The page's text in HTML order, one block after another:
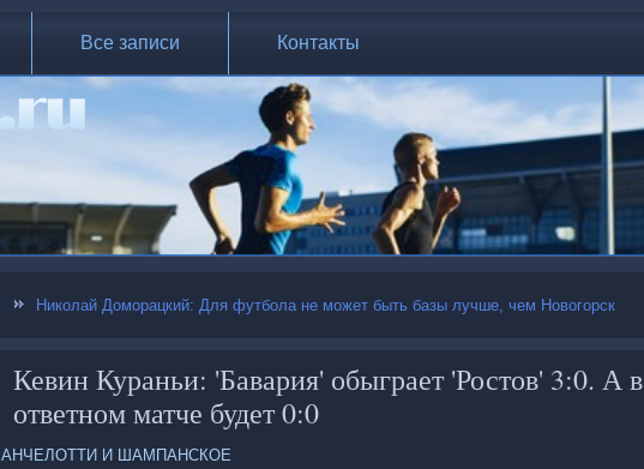
Все записи Контакты
Николай Доморацкий: Для футбола не может быть базы лучше, чем Новогорск
Кевин Кураньи: 'Бавария' обыграет 'Ростов' 3:0. А в
ответном матче будет 0:0
АНЧЕЛОТТИ И ШАМПАНСКОЕ